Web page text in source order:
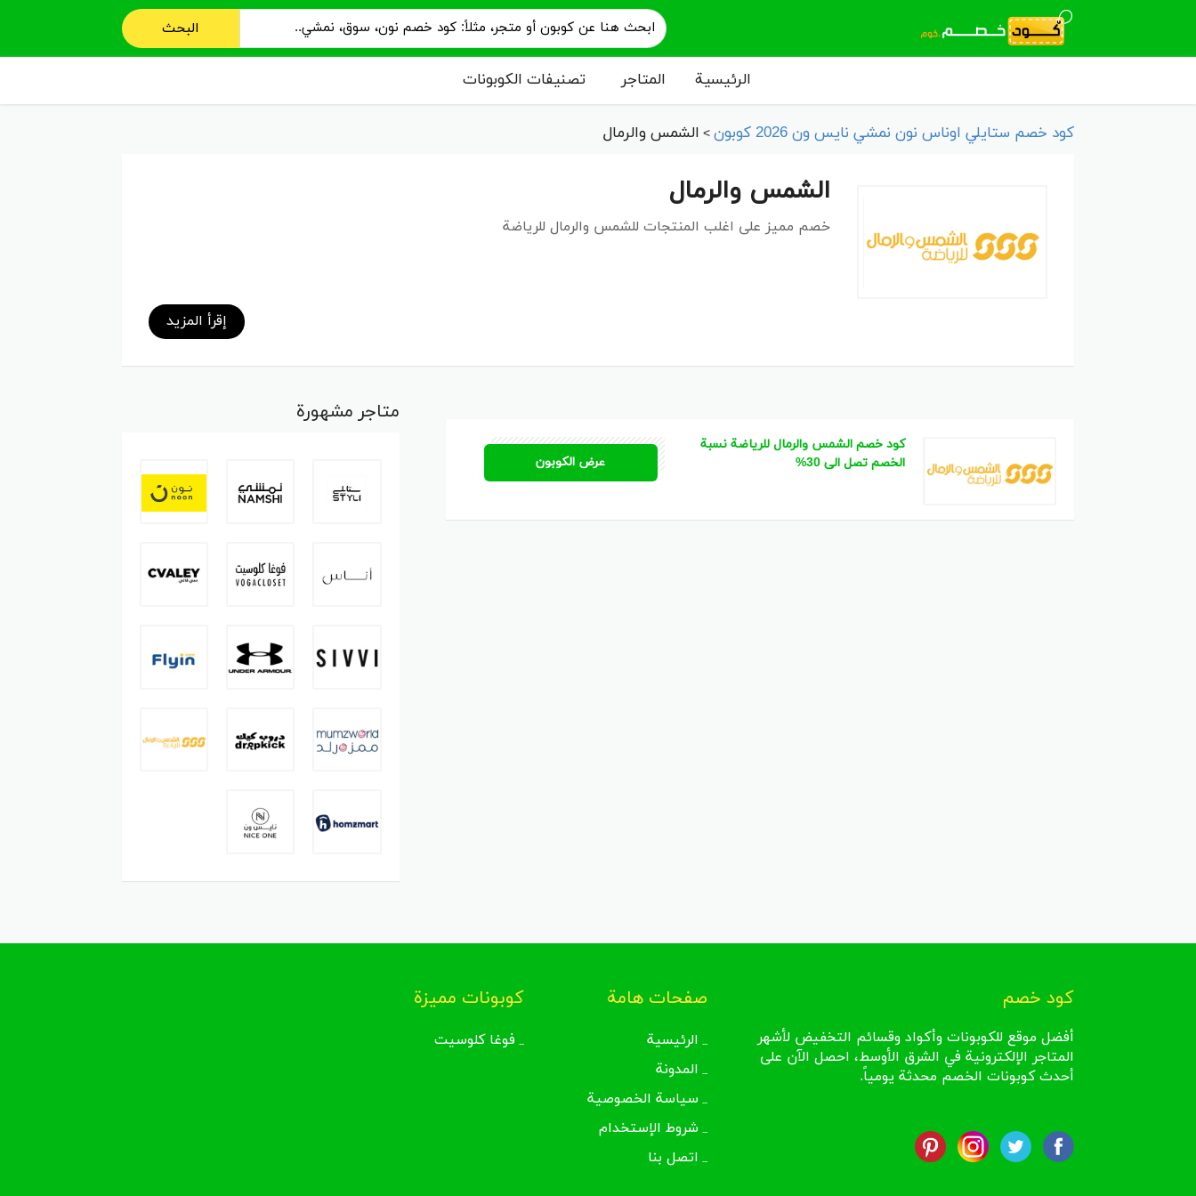
البحث
الرئيسية المتاجر تصنيفات الكوبونات
كود خصم ستايلي اوناس نون نمشي نايس ون 2026 كوبون > الشمس والرمال
إقرأ المزيد
الشمس والرمال
خصم مميز على اغلب المنتجات للشمس والرمال للرياضة
كود خصم الشمس والرمال للرياضة نسبة
الخصم تصل الى 30%
عرض الكوبون
متاجر مشهورة
كود خصم
أفضل موقع للكوبونات وأكواد وقسائم التخفيض لأشهر
المتاجر الإلكترونية في الشرق الأوسط، احصل الآن على
أحدث كوبونات الخصم محدثة يومياً.
صفحات هامة
الرئيسية
المدونة
سياسة الخصوصية
شروط الإستخدام
اتصل بنا
كوبونات مميزة
فوغا كلوسيت